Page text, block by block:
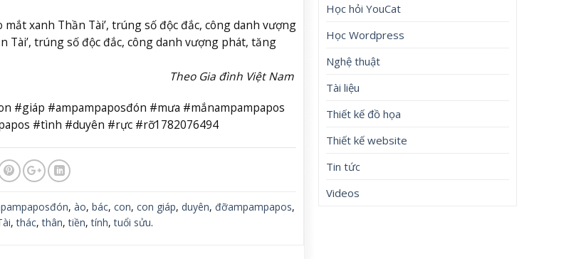
xanh Thần Tài’, trúng số độc đắc, công danh vượng
Tài’, trúng số độc đắc, công danh vượng phát, tăng
Theo Gia đình Việt Nam
#giáp #ampampaposđón #mưa #mắnampampapos
#tình #duyên #rực #rỡ1782076494
, ào, bác, con, con giáp, duyên, đỡampampapos,
,thác,thân,tiền,tính,tuổi sửu.
Học hỏi YouCat
Học Wordpress
Nghệ thuật
Tài liệu
Thiết kế đồ họa
Thiết kế website
Tin tức
Videos